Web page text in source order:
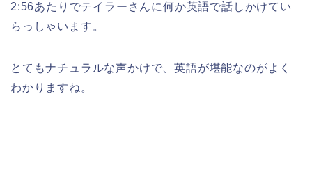
2:56あたりでテイラーさんに何か英語で話しかけてい
らっしゃいます。
とてもナチュラルな声かけで、英語が堪能なのがよく
わかりますね。